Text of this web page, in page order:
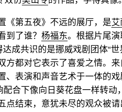
《第五夜》不远的展厅，是
到了谁？ 杨福东。根据片尾
成共识的是挪威戏剧团体“
方都对它表示了喜爱之情。来
、表演和声音艺术于一体的
配合下像向日葵花盘一样转
点结束，意犹未尽的观众被请